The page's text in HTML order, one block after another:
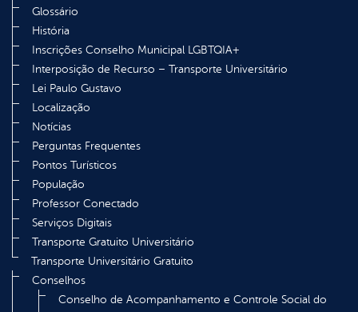
Glossário
História
Inscrições Conselho Municipal LGBTQIA+
Interposição de Recurso – Transporte Universitário
Lei Paulo Gustavo
Localização
Notícias
Perguntas Frequentes
Pontos Turísticos
População
Professor Conectado
Serviços Digitais
Transporte Gratuito Universitário
Transporte Universitário Gratuito
Conselhos
Conselho de Acompanhamento e Controle Social do